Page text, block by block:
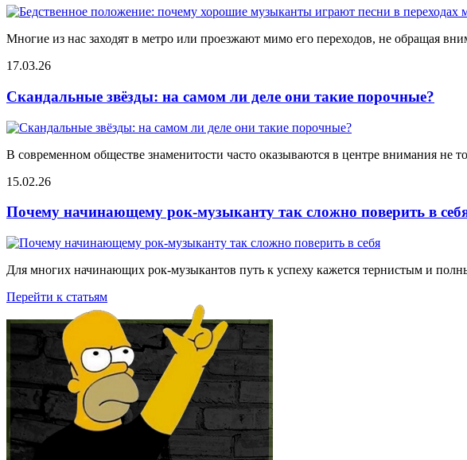
Многие из нас заходят в метро или проезжают мимо его переходов, не обращая
17.03.26
Скандальные звёзды: на самом ли деле они такие порочные?
В современном обществе знаменитости часто оказываются в центре внимания не
15.02.26
Почему начинающему рок-музыканту так сложно поверить в
Для многих начинающих рок-музыкантов путь к успеху кажется тернистым и
Перейти к статьям